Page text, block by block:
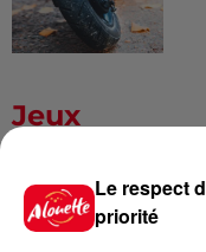
Jeux
Le respect
priorité